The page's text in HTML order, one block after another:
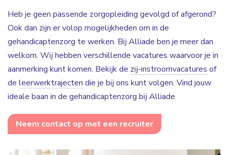
Heb je geen passende zorgopleiding gevolgd of afgerond?
Ook dan zijn er volop mogelijkheden om in de
gehandicaptenzorg te werken. Bij Alliade ben je meer dan
welkom. Wij hebben verschillende vacatures waarvoor je in
aanmerking kunt komen. Bekijk de zij-instroomvacatures of
de leerwerktrajecten die je bij ons kunt volgen. Vind jouw
ideale baan in de gehandicaptenzorg bij Alliade.
Neem contact op met een recruiter